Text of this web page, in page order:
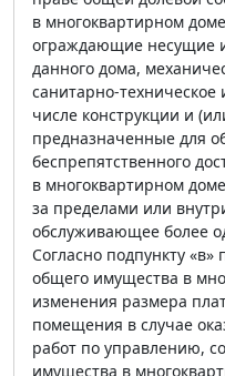
в многоквартирном
ограждающие несущие
данного дома,
санитарно-техническое
числе конструкции и
предназначенные для
беспрепятственного
в многоквартирном
за пределами или
обслуживающее более
Согласно подпункту
общего имущества в
изменения размера
помещения в случае
работ по управлению,
имущества в